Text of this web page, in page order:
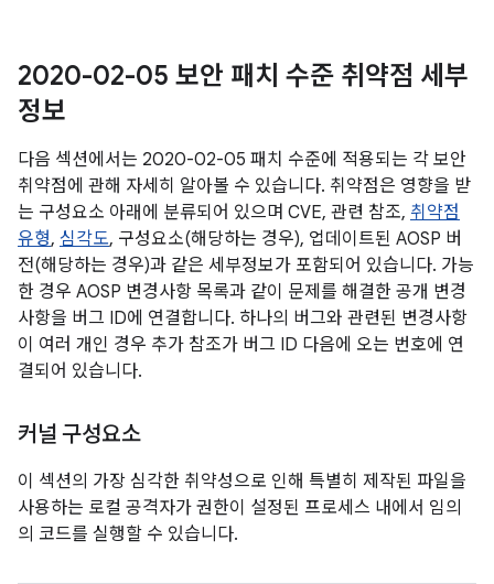
2020-02-05 보안 패치 수준 취약점 세부
정보
다음 섹션에서는 2020-02-05 패치 수준에 적용되는 각 보안
취약점에 관해 자세히 알아볼 수 있습니다. 취약점은 영향을 받
는 구성요소 아래에 분류되어 있으며 CVE, 관련 참조, 취약점
유형, 심각도, 구성요소(해당하는 경우), 업데이트된 AOSP 버
전(해당하는 경우)과 같은 세부정보가 포함되어 있습니다. 가능
한 경우 AOSP 변경사항 목록과 같이 문제를 해결한 공개 변경
사항을 버그 ID에 연결합니다. 하나의 버그와 관련된 변경사항
이 여러 개인 경우 추가 참조가 버그 ID 다음에 오는 번호에 연
결되어 있습니다.
커널 구성요소
이 섹션의 가장 심각한 취약성으로 인해 특별히 제작된 파일을
사용하는 로컬 공격자가 권한이 설정된 프로세스 내에서 임의
의 코드를 실행할 수 있습니다.